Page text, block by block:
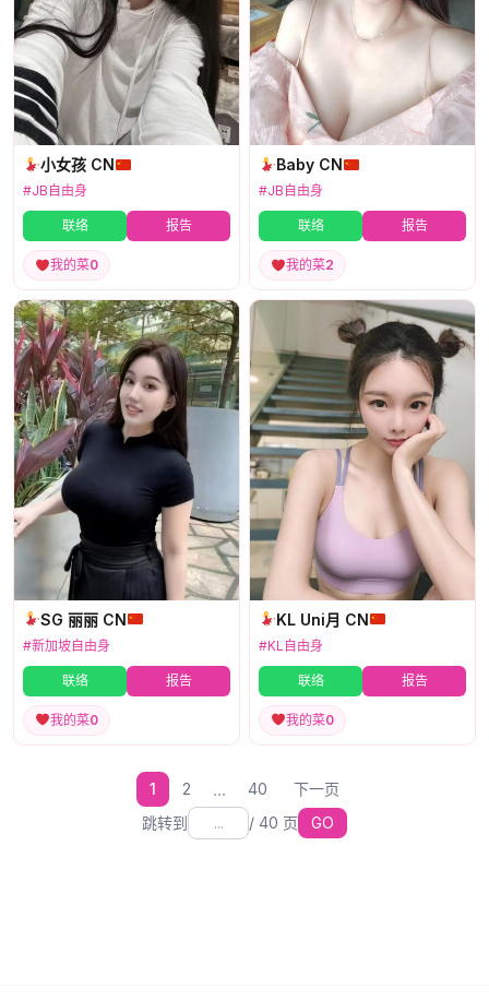
小女孩 CN
#JB自由身
联络 报告
我的菜0
Baby CN
#JB自由身
联络 报告
我的菜2
SG 丽丽 CN
#新加坡自由身
联络 报告
我的菜0
KL Uni月 CN
#KL自由身
联络 报告
我的菜0
1 2 ... 40
下一页
跳转到
/ 40 页 GO